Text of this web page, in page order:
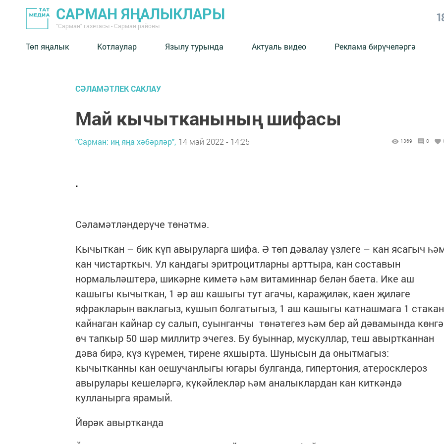
САРМАН ЯҢАЛЫКЛАРЫ
"Сарман" газетасы - Сарман районы
Төп яңалык Котлаулар Язылу турында Актуаль видео Реклама бирүчеләргә
СӘЛАМӘТЛЕК САКЛАУ
Май кычытканының шифасы
"Сарман: иң яңа хәбәрләр", 14 май 2022 - 14:25 1369 0
.
Сәламәтләндерүче төнәтмә.
Кычыткан – бик күп авыруларга шифа. Ә төп дәвалау үзлеге – кан ясагыч
кан чистарткыч. Ул кандагы эритроцитларны арттыра, кан составын
нормальләштерә, шикәрне киметә һәм витаминнар белән баета. Ике аш
кашыгы кычыткан, 1 әр аш кашыгы тут агачы, караҗиләк, каен җиләге
яфракларын ваклагыз, кушып болгатыгыз, 1 аш кашыгы катнашмага 1 стакан
кайнаган кайнар су салып, суынганчы төнәтегез һәм бер ай дәвамында көнгә
өч тапкыр 50 шәр миллитр эчегез. Бу буыннар, мускуллар, теш авыртканнан
дәва бирә, күз күремен, тирене яхшырта. Шунысын да онытмагыз:
кычытканны кан оешучанлыгы югары булганда, гипертония, атеросклероз
авырулары кешеләргә, күкәйлекләр һәм аналыклардан кан киткәндә
кулланырга ярамый.
Йөрәк авыртканда